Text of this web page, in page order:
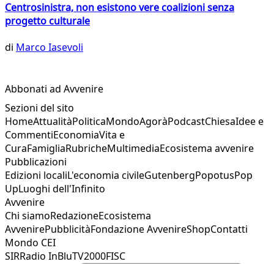
Centrosinistra, non esistono vere coalizioni senza
progetto culturale
di Marco Iasevoli
Abbonati ad Avvenire
Sezioni del sito
HomeAttualitàPoliticaMondoAgoràPodcastChiesaIdee e
CommentiEconomiaVita e
CuraFamigliaRubricheMultimediaEcosistema avvenire
Pubblicazioni
Edizioni localiL'economia civileGutenbergPopotusPop
UpLuoghi dell'Infinito
Avvenire
Chi siamoRedazioneEcosistema
AvvenirePubblicitàFondazione AvvenireShopContatti
Mondo CEI
SIRRadio InBluTV2000FISC